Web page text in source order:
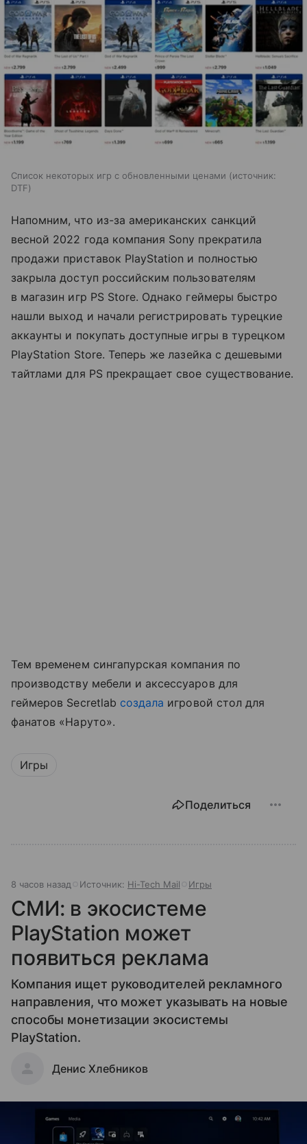
Список некоторых игр с обновленными ценами
источник:
DTF
Напомним, что из-за американских санкций
весной 2022 года компания Sony прекратила
продажи приставок PlayStation и полностью
закрыла доступ российским пользователям
в магазин игр PS Store. Однако геймеры быстро
нашли выход и начали регистрировать турецкие
аккаунты и покупать доступные игры в турецком
PlayStation Store. Теперь же лазейка с дешевыми
тайтлами для PS прекращает свое существование.
Тем временем сингапурская компания по
производству мебели и аксессуаров для
геймеров Secretlab создала игровой стол для
фанатов «Наруто».
Игры
Поделиться
8 часов назад Источник: Hi-Tech Mail Игры
СМИ: в экосистеме
PlayStation может
появиться реклама
Компания ищет руководителей рекламного
направления, что может указывать на новые
способы монетизации экосистемы
PlayStation.
Денис Хлебников